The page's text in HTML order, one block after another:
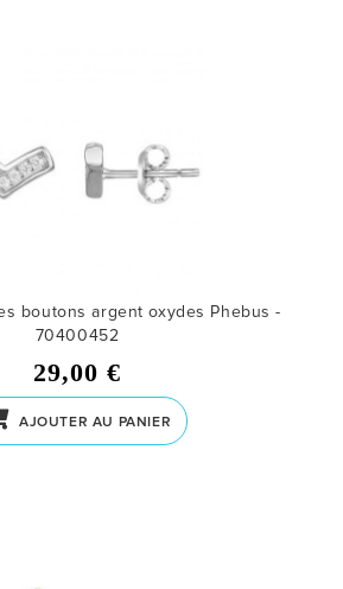
boutons argent oxydes Phebus -
70400452
29,00 €
AJOUTER AU PANIER